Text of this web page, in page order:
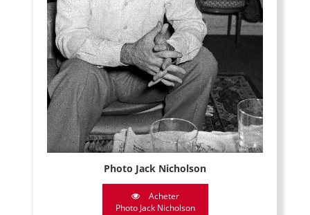
Photo Jack Nicholson
Acheter
Photo Jack Nicholson